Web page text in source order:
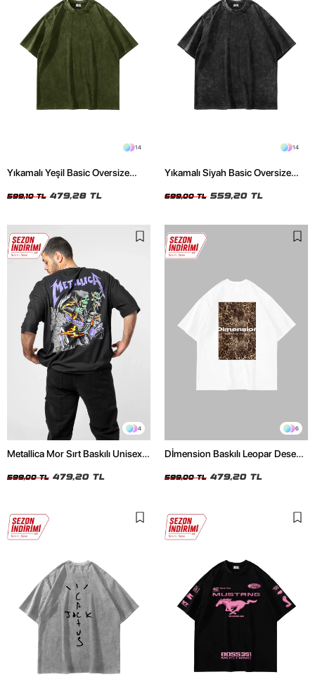
14
Yıkamalı Yeşil Basic Oversize
599,10 TL 479,28 TL
14
Yıkamalı Siyah Basic Oversize
699,00 TL 559,20 TL
4
Metallica Mor Sırt Baskılı Unisex
599,00 TL 479,20 TL
6
Dİmension Baskılı Leopar Desenli
Tshirt
599,00 TL 479,20 TL